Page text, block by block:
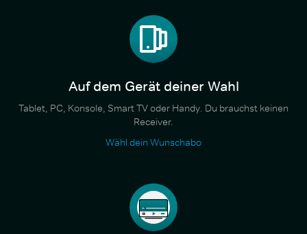
Auf dem Gerät deiner Wahl
Tablet, PC, Konsole, Smart TV oder Handy. Du brauchst keinen
Receiver.
Wähl dein Wunschabo